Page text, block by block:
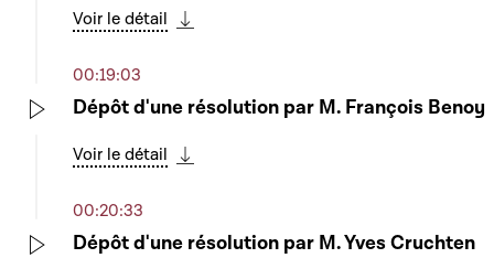
Voir le détail
00:19:03
Dépôt d'une résolution par M. François Benoy
Voir le détail
00:20:33
Dépôt d'une résolution par M. Yves Cruchten